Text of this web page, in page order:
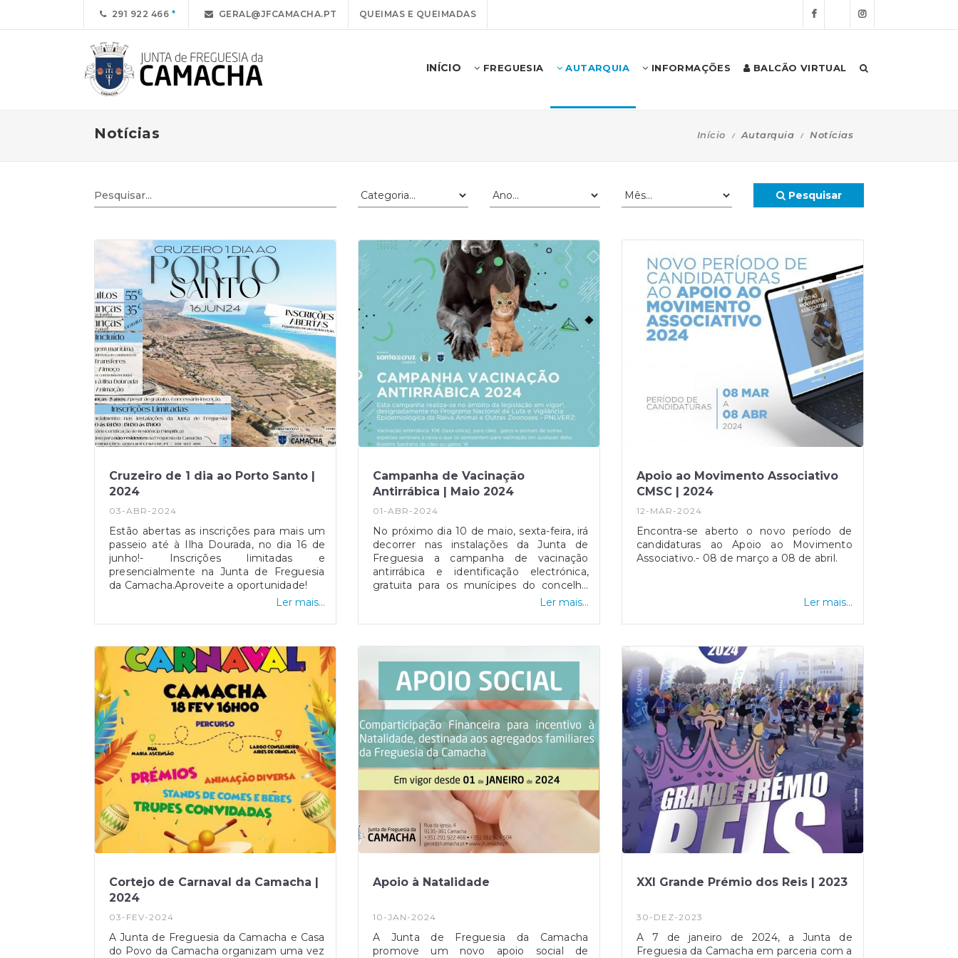
291 922 466 GERAL@JFCAMACHA.PT QUEIMAS E QUEIMADAS
INÍCIO FREGUESIA AUTARQUIA INFORMAÇÕES BALCÃO VIRTUAL
Notícias Início Autarquia Notícias
Pesquisar
Cruzeiro de 1 dia ao Porto Santo |
2024
03-ABR-2024
Estão abertas as inscrições para mais um
passeio até à Ilha Dourada, no dia 16 de
junho!- Inscrições limitadas e
presencialmente na Junta de Freguesia
da Camacha.Aproveite a oportunidade!
Ler mais...
Campanha de Vacinação
Antirrábica | Maio 2024
01-ABR-2024
No próximo dia 10 de maio, sexta-feira, irá
decorrer nas instalações da Junta de
Freguesia a campanha de vacinação
antirrábica e identificação electrónica,
gratuita para os munícipes do concelho
de Santa Cruz. Inscrições abertas a partir
proceder à inscrição, deverá entrar em
922 466 || 912 624 504- Sede da Junta de
Freguesia
Ler mais...
Apoio ao Movimento Associativo
CMSC | 2024
12-MAR-2024
Encontra-se aberto o novo período de
candidaturas ao Apoio ao Movimento
Associativo.- 08 de março a 08 de abril.
Ler mais...
Cortejo de Carnaval da Camacha |
2024
03-FEV-2024
A Junta de Freguesia da Camacha e Casa
do Povo da Camacha organizam uma vez
Apoio à Natalidade
10-JAN-2024
A Junta de Freguesia da Camacha
promove um novo apoio social de
XXI Grande Prémio dos Reis | 2023
30-DEZ-2023
A 7 de janeiro de 2024, a Junta de
Freguesia da Camacha em parceria com a